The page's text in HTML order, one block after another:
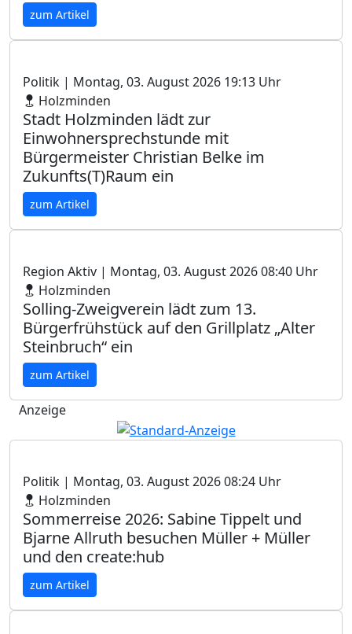
zum Artikel
Politik | Montag, 03. August 2026 19:13 Uhr
Holzminden
Stadt Holzminden lädt zur
Einwohnersprechstunde mit
Bürgermeister Christian Belke im
Zukunfts(T)Raum ein
zum Artikel
Region Aktiv | Montag, 03. August 2026 08:40 Uhr
Holzminden
Solling-Zweigverein lädt zum 13.
Bürgerfrühstück auf den Grillplatz „Alter
Steinbruch“ ein
zum Artikel
Anzeige
Politik | Montag, 03. August 2026 08:24 Uhr
Holzminden
Sommerreise 2026: Sabine Tippelt und
Bjarne Allruth besuchen Müller + Müller
und den create:hub
zum Artikel